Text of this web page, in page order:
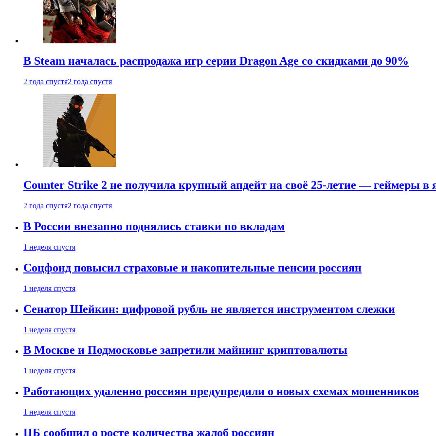
В Steam началась распродажа игр серии Dragon Age со скидками до 90%
2 года спустя2 года спустя
Counter Strike 2 не получила крупный апдейт на своё 25-летие — геймеры в
2 года спустя2 года спустя
В России внезапно поднялись ставки по вкладам
1 неделя спустя
Соцфонд повысил страховые и накопительные пенсии россиян
1 неделя спустя
Сенатор Шейкин: цифровой рубль не является инструментом слежки
1 неделя спустя
В Москве и Подмосковье запретили майнинг криптовалюты
1 неделя спустя
Работающих удаленно россиян предупредили о новых схемах мошенников
1 неделя спустя
ЦБ сообщил о росте количества жалоб россиян